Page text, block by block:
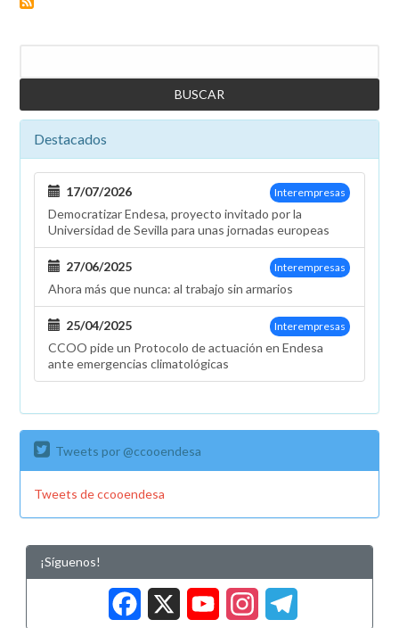
de
trabajadores
de
S.A.
y
Enel
Green
Power
Destacados
Interempresas
17/07/2026
Democratizar Endesa, proyecto invitado por la
Universidad de Sevilla para unas jornadas europeas
Interempresas
27/06/2025
Ahora más que nunca: al trabajo sin armarios
Interempresas
25/04/2025
CCOO pide un Protocolo de actuación en Endesa
ante emergencias climatológicas
Tweets por @ccooendesa
Tweets de ccooendesa
¡Síguenos!
Facebook
X